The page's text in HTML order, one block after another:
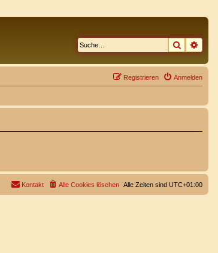
Suche
Anmelden
Registrieren
Alle Zeiten sind UTC+01:00
Alle Cookies löschen
Kontakt